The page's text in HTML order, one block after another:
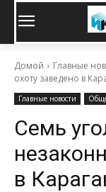
Домой Главные
охоту заведено в
Главные новости
Семь
в